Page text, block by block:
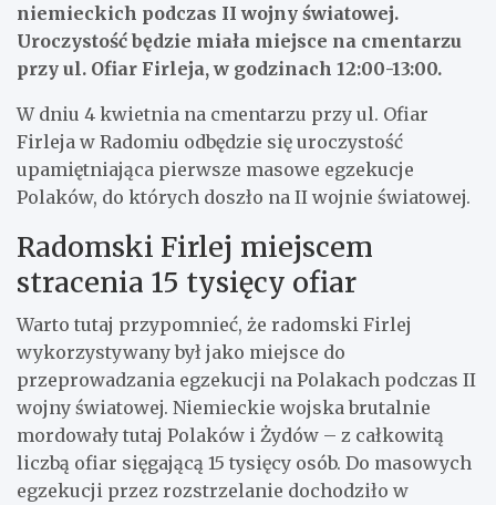
niemieckich podczas II wojny światowej.
Uroczystość będzie miała miejsce na cmentarzu
przy ul. Ofiar Firleja, w godzinach 12:00-13:00.
W dniu 4 kwietnia na cmentarzu przy ul. Ofiar
Firleja w Radomiu odbędzie się uroczystość
upamiętniająca pierwsze masowe egzekucje
Polaków, do których doszło na II wojnie światowej.
Radomski Firlej miejscem
stracenia 15 tysięcy ofiar
Warto tutaj przypomnieć, że radomski Firlej
wykorzystywany był jako miejsce do
przeprowadzania egzekucji na Polakach podczas II
wojny światowej. Niemieckie wojska brutalnie
mordowały tutaj Polaków i Żydów – z całkowitą
liczbą ofiar sięgającą 15 tysięcy osób. Do masowych
egzekucji przez rozstrzelanie dochodziło w